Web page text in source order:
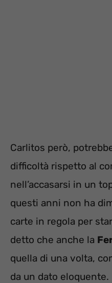
Carlitos però,
difficoltà rispetto al
nell’accasarsi in un
questi anni non ha
carte in regola per
detto che anche la
quella di una volta,
da un dato eloquente.